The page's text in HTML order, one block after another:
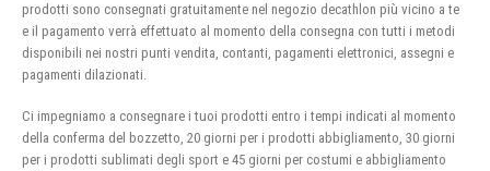
prodotti sono consegnati gratuitamente nel negozio decathlon più vicino a te
e il pagamento verrà effettuato al momento della consegna con tutti i metodi
disponibili nei nostri punti vendita, contanti, pagamenti elettronici, assegni e
pagamenti dilazionati.
Ci impegniamo a consegnare i tuoi prodotti entro i tempi indicati al momento
della conferma del bozzetto, 20 giorni per i prodotti abbigliamento, 30 giorni
per i prodotti sublimati degli sport e 45 giorni per costumi e abbigliamento